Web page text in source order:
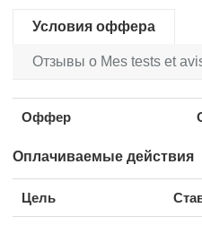
Условия оффера
Отзывы о Mes tests et
Оффер
Оплачиваемые действия
Цель